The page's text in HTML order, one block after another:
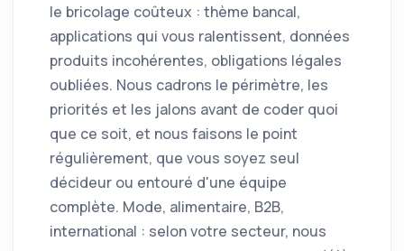
le bricolage coûteux : thème bancal,
applications qui vous ralentissent, données
produits incohérentes, obligations légales
oubliées. Nous cadrons le périmètre, les
priorités et les jalons avant de coder quoi
que ce soit, et nous faisons le point
régulièrement, que vous soyez seul
décideur ou entouré d'une équipe
complète. Mode, alimentaire, B2B,
international : selon votre secteur, nous